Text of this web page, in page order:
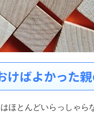
けばよかった
ほとんどいらっしゃら